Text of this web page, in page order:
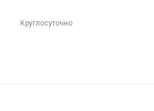
Круглосуточно